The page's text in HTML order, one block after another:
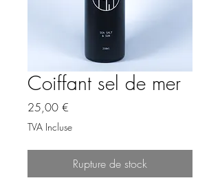
Coiffant sel de mer
25,00 €
TVA Incluse
Rupture de stock